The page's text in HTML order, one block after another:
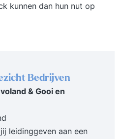
kunnen dan hun nut op
Bedrijven
& Gooi en
leidinggeven aan een